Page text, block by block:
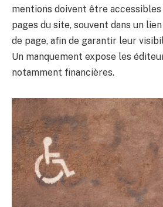
mentions doivent être
pages du site, souvent dans un
de page, afin de garantir leur
Un manquement expose les
notamment financières.